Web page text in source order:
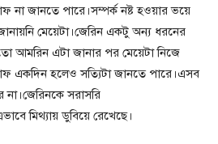
না জানতে পারে।সম্পর্ক নষ্ট হওয়ার ভয়ে
মেয়েটা।জেরিন একটু অন্য ধরনের
এটা জানার পর মেয়েটা নিজে
একদিন হলেও সত্যিটা জানতে পারে।এসব
সরাসরি
মিথ্যায় ডুবিয়ে রেখেছে।